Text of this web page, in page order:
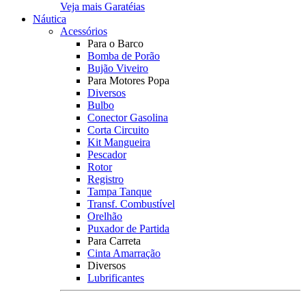
Veja mais Garatéias
Náutica
Acessórios
Para o Barco
Bomba de Porão
Bujão Viveiro
Para Motores Popa
Diversos
Bulbo
Conector Gasolina
Corta Circuito
Kit Mangueira
Pescador
Rotor
Registro
Tampa Tanque
Transf. Combustível
Orelhão
Puxador de Partida
Para Carreta
Cinta Amarração
Diversos
Lubrificantes